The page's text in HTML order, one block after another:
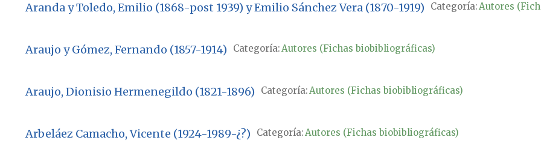
Aranda y Toledo, Emilio (1868-post 1939) y Emilio Sánchez Vera (1870-1919) Categoría:Autores
Araujo y Gómez, Fernando (1857-1914) Categoría:Autores (Fichas biobibliográficas)
Araujo, Dionisio Hermenegildo (1821-1896) Categoría:Autores (Fichas biobibliográficas)
Arbeláez Camacho, Vicente (1924-1989-¿?) Categoría:Autores (Fichas biobibliográficas)